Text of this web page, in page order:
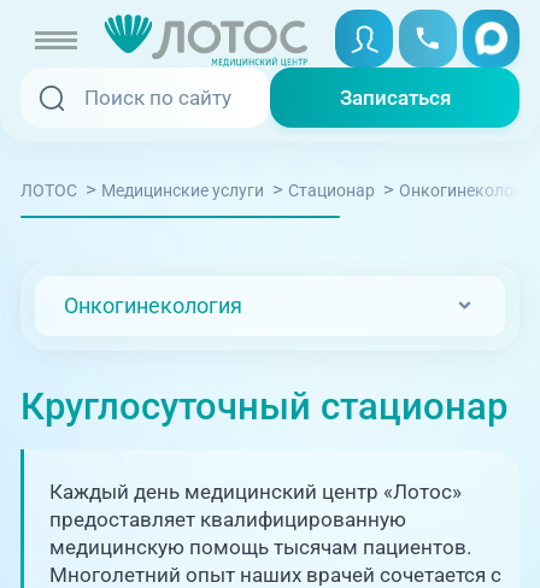
Записаться
Записаться
Услуги и цены
Отзывы
Адреса клиник
О клинике
Записаться онлайн
Вызвать скорую
Медицина на дому
Телемедицина
+7 (351) 220-00-03
Единая справочная служба,
запись на прием
ЛОТОС > Медицинские услуги > Стационар > Онкогинекология
Онкогинекология
Круглосуточный стационар
Каждый день медицинский центр «Лотос»
предоставляет квалифицированную
медицинскую помощь тысячам пациентов.
Многолетний опыт наших врачей сочетается с